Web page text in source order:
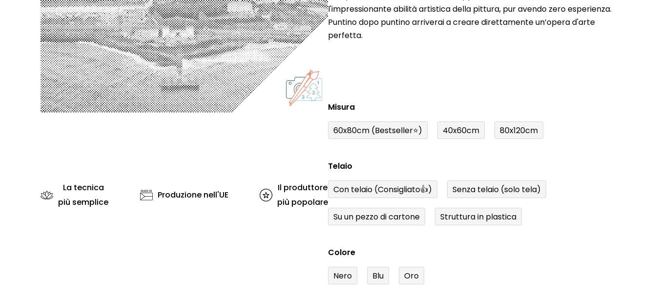
0,0
su
5
l'impressionante abilità artistica della pittura, pur avendo zero esperienza.
Puntino dopo puntino arriverai a creare direttamente un’opera d'arte
perfetta.
Misura
60x80cm (Bestseller⭐) 40x60cm 80x120cm
Telaio
Con telaio (Consigliato👍) Senza telaio (solo tela)
Su un pezzo di cartone Struttura in plastica
Colore
Nero Blu Oro
La tecnica
più semplice
Produzione nell'UE
Il produttore
più popolare